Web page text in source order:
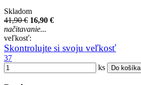
Skladom
41,90 € 16,90 €
načitavanie...
veľkosť:
Skontrolujte si svoju veľkosť
37
ks
Do košíka